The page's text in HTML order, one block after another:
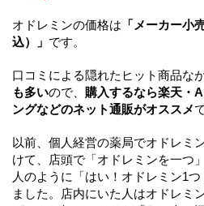
オドレミンの価格は 「メーカー小
込）」 です。
口コミによる隠れたヒット商品な
も多いので、
購入するなら楽天・
ングなどのネット通販がオススメ
以前、個人経営の薬局でオドレミ
けて、店頭で「オドレミンを一つ
人のように「はい！オドレミン1
ました。店内にいた人はオドレミ